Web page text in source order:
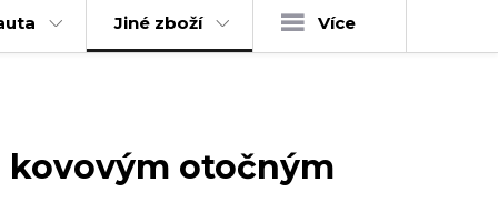
Jiné zboží Více
kovovým otočným